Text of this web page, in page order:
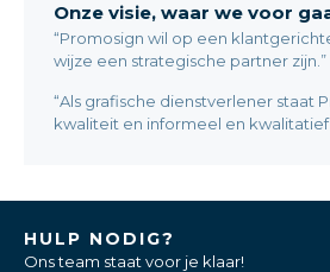
Onze visie, waar we voor
“Promosign wil op een
wijze een strategische partner zijn.”
“Als grafische dienstverlener staat
kwaliteit en informeel en
HULP NODIG?
Ons team staat voor je klaar!